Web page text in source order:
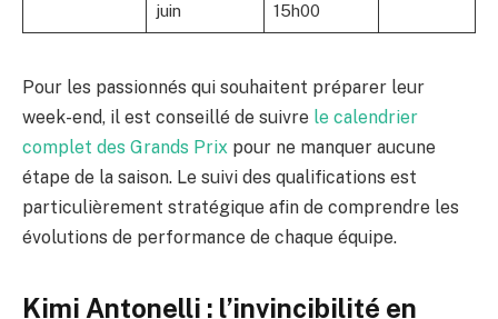
juin
15h00
Pour les passionnés qui souhaitent préparer leur
week-end, il est conseillé de suivre le calendrier
complet des Grands Prix pour ne manquer aucune
étape de la saison. Le suivi des qualifications est
particulièrement stratégique afin de comprendre les
évolutions de performance de chaque équipe.
Kimi Antonelli : l’invincibilité en